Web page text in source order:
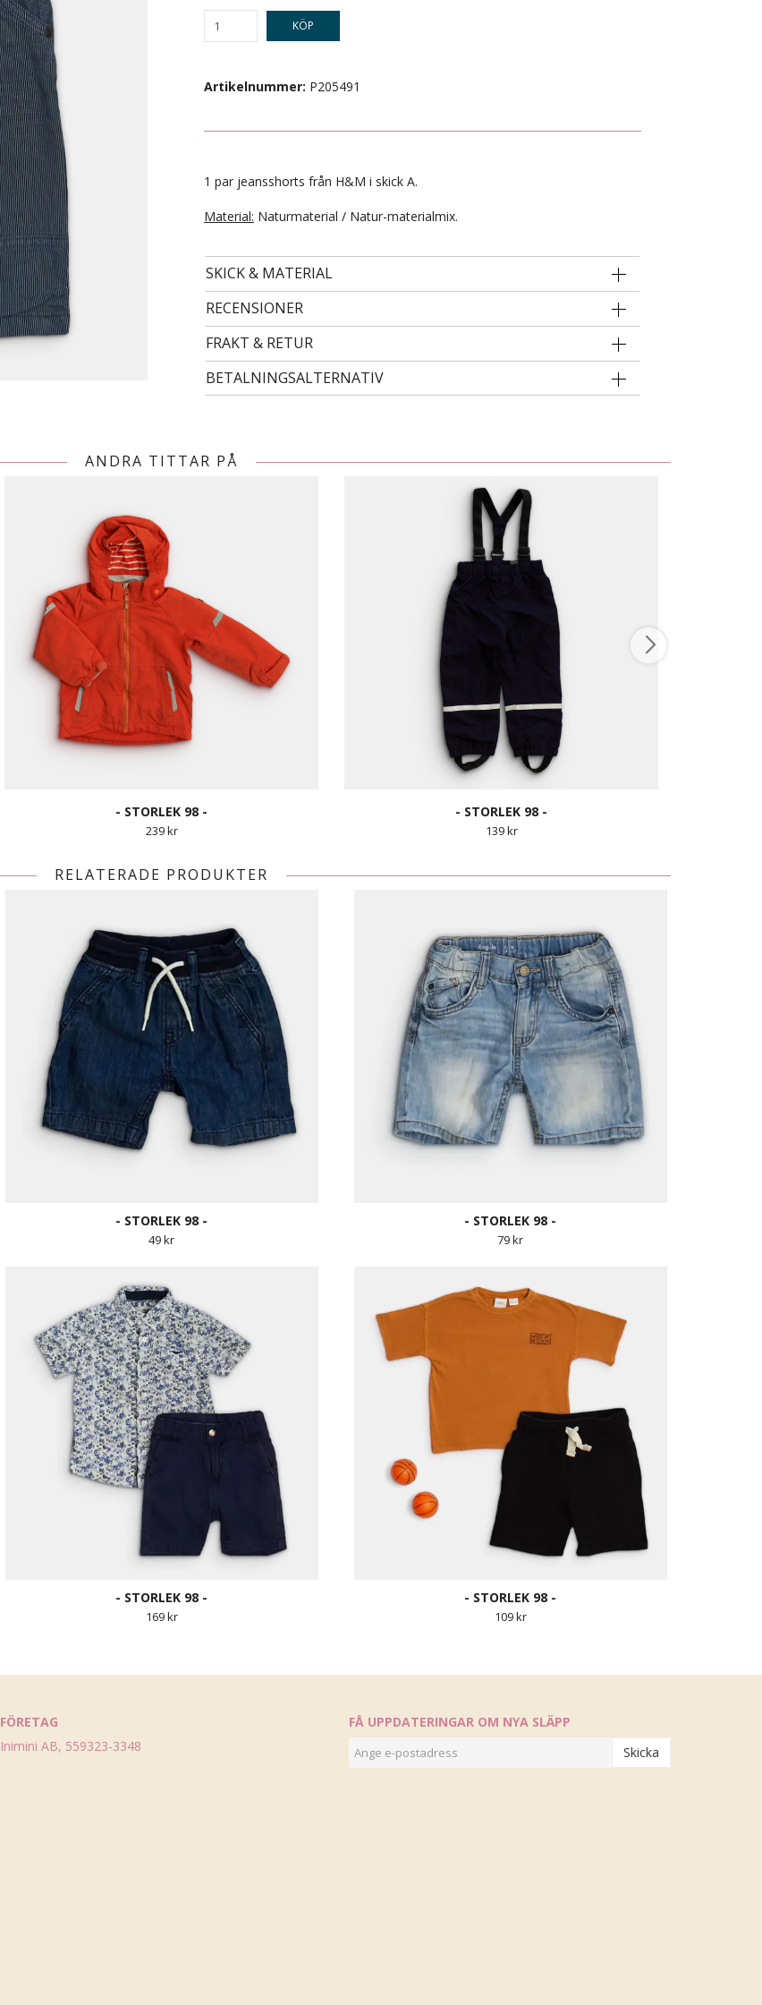
KÖP
Artikelnummer: P205491
1 par jeansshorts från H&M i skick A.
Material: Naturmaterial / Natur-materialmix.
SKICK & MATERIAL
RECENSIONER
FRAKT & RETUR
BETALNINGSALTERNATIV
ANDRA TITTAR PÅ
- STORLEK 98 -
239 kr
- STORLEK 98 -
139 kr
RELATERADE PRODUKTER
- STORLEK 98 -
49 kr
- STORLEK 98 -
79 kr
- STORLEK 98 -
169 kr
- STORLEK 98 -
109 kr
FÖRETAG
Inimini AB, 559323-3348
FÅ UPPDATERINGAR OM NYA SLÄPP
Skicka